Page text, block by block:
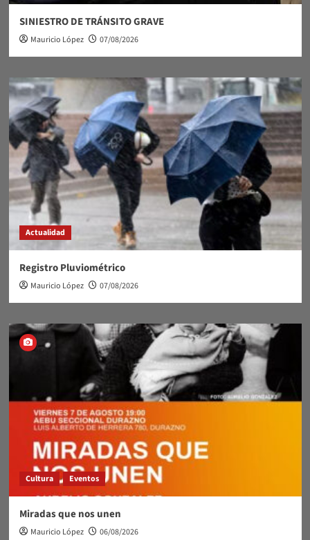
SINIESTRO DE TRÁNSITO GRAVE
Mauricio López 07/08/2026
Actualidad
Registro Pluviométrico
Mauricio López 07/08/2026
Cultura Eventos
Miradas que nos unen
Mauricio López 06/08/2026